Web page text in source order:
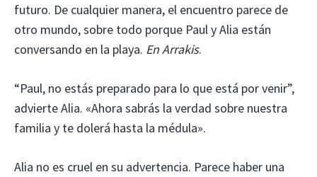
futuro. De cualquier manera, el encuentro parece de
otro mundo, sobre todo porque Paul y Alia están
conversando en la playa. En Arrakis.
“Paul, no estás preparado para lo que está por venir”,
advierte Alia. «Ahora sabrás la verdad sobre nuestra
familia y te dolerá hasta la médula».
Alia no es cruel en su advertencia. Parece haber una